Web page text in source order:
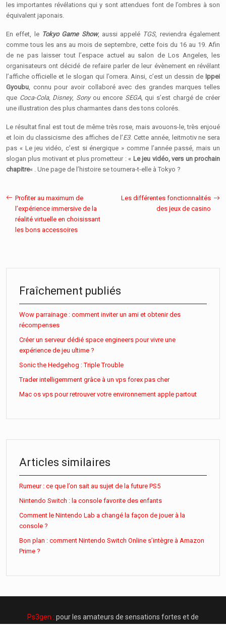
les importantes révélations qui y sont attendues font de l’ombres à son
équivalent japonais.
En effet, le Tokyo Game Show, aussi appelé TGS, reviendra également
comme tous les ans au mois de septembre, cette fois du 16 au 19. Afin
de ne pas laisser tout l’espace actuel au salon de Los Angeles, les
organisateurs ont décidé de refaire parler de leur évènement en révélant
l’affiche officielle et le slogan qui l’ornera. Ainsi, c’est un dessin de Ippei
Gyoubu , connu pour avoir collaboré avec des grandes marques telles
que Coca-Cola, Disney, Sony ou encore SEGA, qui s’est chargé de créer
une illustration des plus charmantes dans des tons colorés.
Le résultat final est tout de même très rose, mais avouons-le, très enjoué
et loin du classicisme des affiches de l’E3. Cette année, leitmotiv ne sera
pas « Le jeu vidéo, c’est si énergique » comme l’année passé, mais un
slogan plus motivant et plus prometteur : « Le jeu vidéo, vers un prochain
chapitre« . Une page de l’histoire se tournera-t-elle à Tokyo ?
Profiter au maximum de
l’expérience immersive de la
réalité virtuelle en choisissant
les bons accessoires
Les différentes fonctionnalités
des jeux de casino
Fraîchement publiés
Wow parrainage : comment inviter un ami et obtenir des
récompenses
Créer un serveur dédié space engineers pour vivre une
expérience de jeu ultime ?
Sonic the Hedgehog : Triple Trouble
Trader intelligemment grâce à un vps forex pas cher
Mac os vps pour retrouver votre environnement apple partout
Articles similaires
Rumeur : ce que l’on sait au sujet de la future PS5
Nintendo Switch : la console favorite des enfants
Comment le Nintendo Lab a changé la façon de jouer à la
console ?
Bon plan : comment Nintendo Switch Online s’intègre à Amazon
Prime ?
Ps3gen : pour les amateurs de sensations fortes et de